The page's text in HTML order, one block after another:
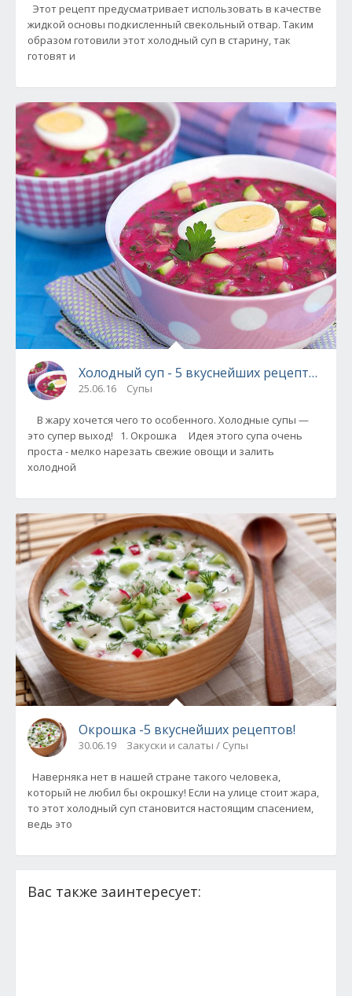
Этот рецепт предусматривает использовать в качестве
жидкой основы подкисленный свекольный отвар. Таким
образом готовили этот холодный суп в старину, так
готовят и
Холодный суп - 5 вкуснейших рецептов!
25.06.16 Супы
В жару хочется чего то особенного. Холодные супы —
это супер выход! 1. Окрошка Идея этого супа очень
проста - мелко нарезать свежие овощи и залить
холодной
Окрошка -5 вкуснейших рецептов!
30.06.19 Закуски и салаты / Супы
Наверняка нет в нашей стране такого человека,
который не любил бы окрошку! Если на улице стоит жара,
то этот холодный суп становится настоящим спасением,
ведь это
Вас также заинтересует: